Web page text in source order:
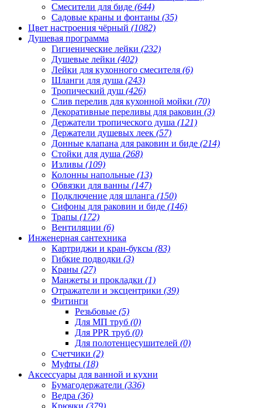
Смесители для биде (644)
Садовые краны и фонтаны (35)
Цвет настроения чёрный (1082)
Душевая программа
Гигиенические лейки (232)
Душевые лейки (402)
Лейки для кухонного смесителя (6)
Шланги для душа (243)
Тропический душ (426)
Слив перелив для кухонной мойки (70)
Декоративные переливы для раковин (3)
Держатели тропического душа (121)
Держатели душевых леек (57)
Донные клапана для раковин и биде (214)
Стойки для душа (268)
Изливы (109)
Колонны напольные (13)
Обвязки для ванны (147)
Подключение для шланга (150)
Сифоны для раковин и биде (146)
Трапы (172)
Вентиляции (6)
Инженерная сантехника
Картриджи и кран-буксы (83)
Гибкие подводки (3)
Краны (27)
Манжеты и прокладки (1)
Отражатели и эксцентрики (39)
Фитинги
Резьбовые (5)
Для МП труб (0)
Для PPR труб (0)
Для полотенцесушителей (0)
Счетчики (2)
Муфты (18)
Аксессуары для ванной и кухни
Бумагодержатели (336)
Ведра (36)
Крючки (379)